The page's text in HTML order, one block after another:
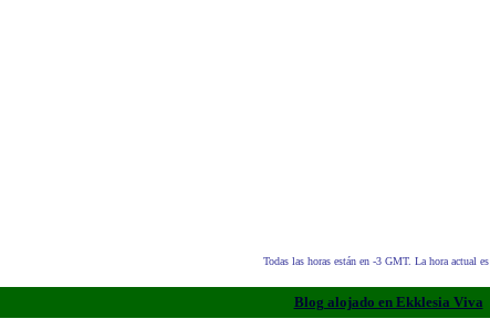
Todas las horas están en -3 GMT. La hora actual es
Blog alojado en Ekklesia Viva